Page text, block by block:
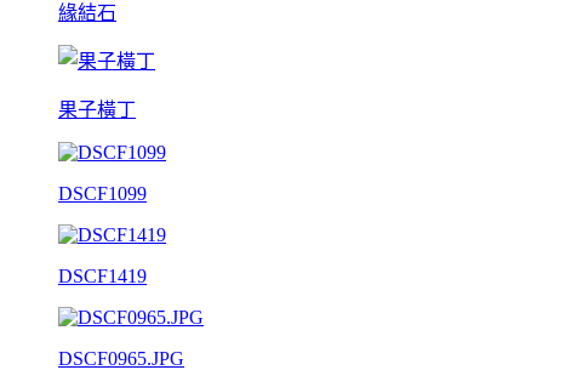
緣結石
果子橫丁
DSCF1099
DSCF1419
DSCF0965.JPG